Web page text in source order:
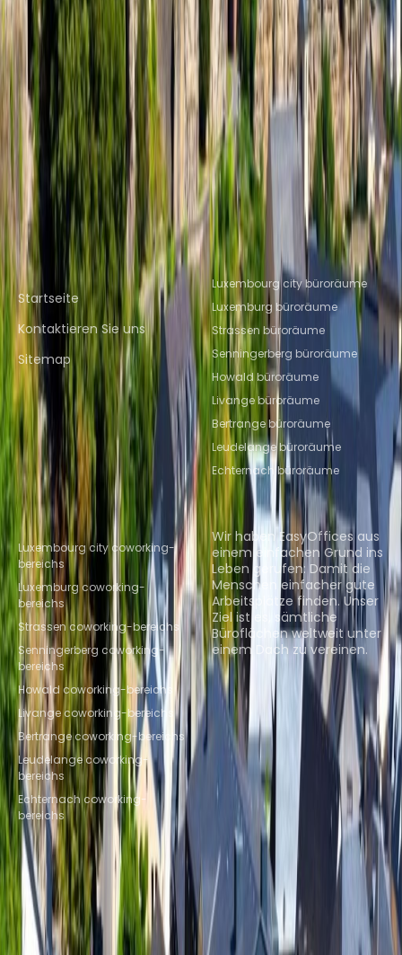
LivangeBüroräume Senningerberg Büroräume
LuxemburgBüroräume Ettelbruck
Coworking Space in der Nähe
Coworking-bereichs Luxemburg Coworking-
bereichs Howald
Coworking-bereichs
Leudelange Coworking-bereichs
Livange Coworking-bereichs
Senningerberg Coworking-bereichs
Luxemburg Coworking-bereichs Ettelbruck
Direktlinks
Startseite
Kontaktieren Sie uns
Sitemap
Beliebte Bürostandorte
Luxembourg city büroräume
Luxemburg büroräume
Strassen büroräume
Senningerberg büroräume
Howald büroräume
Livange büroräume
Bertrange büroräume
Leudelange büroräume
Echternach büroräume
Beliebte Coworking-
Standorte
Luxembourg city coworking-
bereichs
Luxemburg coworking-
bereichs
Strassen coworking-bereichs
Senningerberg coworking-
bereichs
Howald coworking-bereichs
Livange coworking-bereichs
Bertrange coworking-bereichs
Leudelange coworking-
bereichs
Echternach coworking-
bereichs
Über uns
Wir haben EasyOffices aus
einem einfachen Grund ins
Leben gerufen: Damit die
Menschen einfacher gute
Arbeitsplätze finden. Unser
Ziel ist es, sämtliche
Büroflächen weltweit unter
einem Dach zu vereinen.
Räumlichkeiten suchen
Instant Offices Coworker
The Instant Group Coworking Insights
Coworkintel Davinci Meeting Rooms
Davinci Virtual Incendium